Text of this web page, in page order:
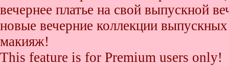
вечернее платье на свой выпускной
новые вечерние коллекции
макияж!
This feature is for Premium users only!